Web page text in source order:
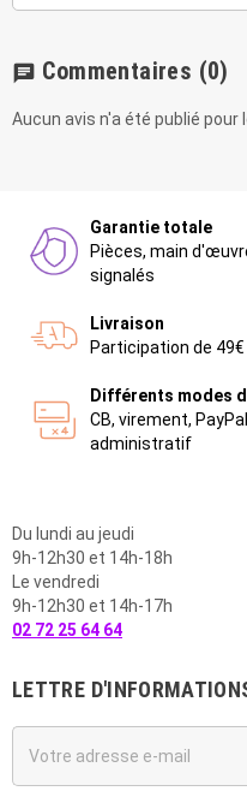
chat Commentaires (0)
Aucun avis n'a été publié pour
Garantie totale
Pièces, main
signalés
Livraison
Participation de
Différents modes
CB, virement,
administratif
Du lundi au jeudi
9h-12h30 et 14h-18h
Le vendredi
9h-12h30 et 14h-17h
02 72 25 64 64
LETTRE